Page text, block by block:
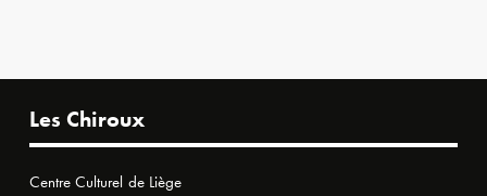
Les Chiroux
Centre Culturel de Liège